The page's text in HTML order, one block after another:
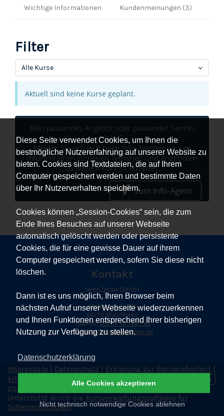
Diese Seite verwendet Cookies, um Ihnen die
bestmögliche Nutzererfahrung auf unserer Website zu
bieten. Cookies sind Textdateien, die auf Ihrem
Computer gespeichert werden und bestimmte Daten
über Ihr Nutzerverhalten speichern.
Cookies können „Session-Cookies“ sein, die zum
Ende Ihres Besuches auf unserer Webseite
automatisch gelöscht werden oder persistente
Cookies, die für eine gewisse Dauer auf ihrem
Computer gespeichert werden, sofern Sie diese nicht
löschen.
Dann ist es uns möglich, Ihren Browser beim
nächsten Aufruf unserer Webseite wiederzuerkennen
und Ihnen Funktionen entsprechend Ihrer bisherigen
Nutzung zur Verfügung zu stellen.
Datenschutzerklärung
Nicht technisch notwendige Cookies ablehnen
Alle Cookies akzeptieren
Wichtige Informationen Kundenmeinungen (3)
Filter
Alle Kurse
Aktuell sind keine Kurse geplant.
Kein passendes Angebot oder passender Termin
dabei?
Melden Sie sich jetzt beim Info-Agenten an, um
Informationen zu neuen Terminen und Angeboten
zu diesem Kurs zu erhalten.
zum Info-Agent
Kontakt
swim2grow GmbH
Mallaustraße 72
68219 Mannheim
Telefon:0621 / 121 881 90
E-Mail:Info@swim2grow.de
Impressum Datenschutz Erklärung zur Barrierefreiheit
Allgemeine Geschäftsbedingungen
|
Vertrag widerrufen
2026 © swim2grow GmbH. Alle Rechte vorbehalten.
Unterstützt durch die Kursverwaltungssoftware für
Schwimmschulen.